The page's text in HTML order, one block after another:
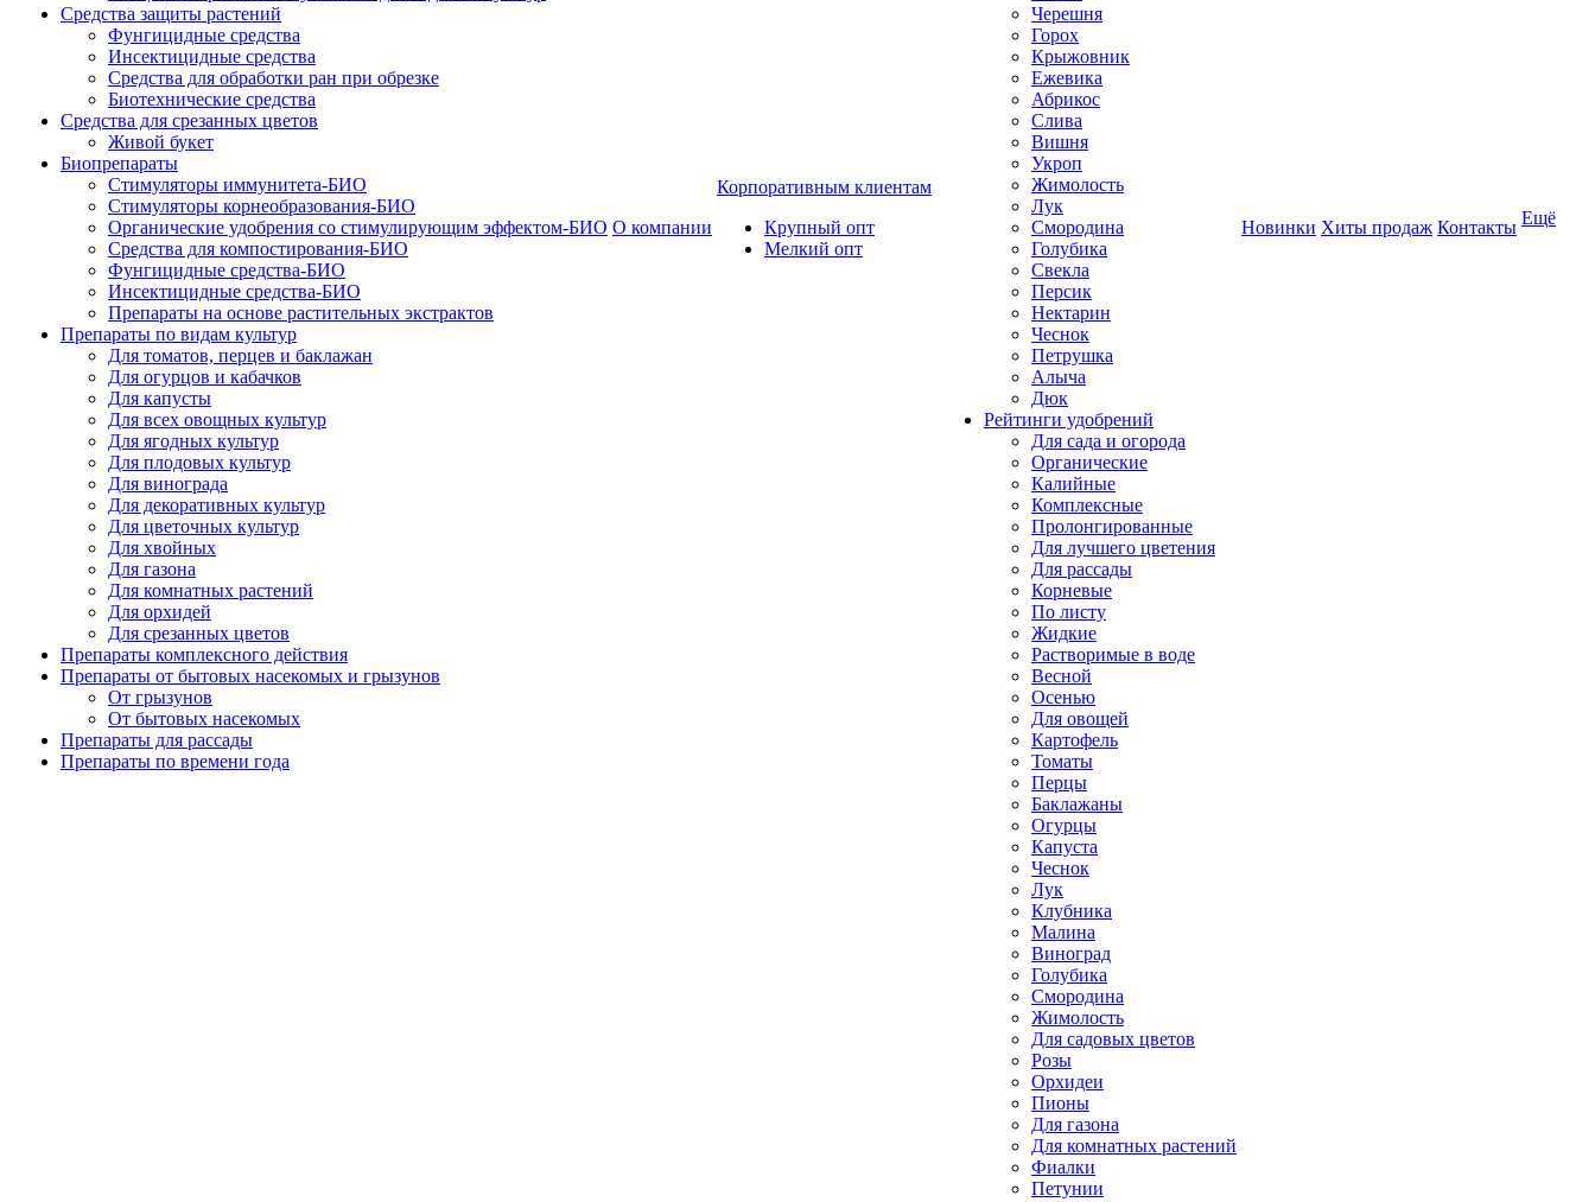
Средства защиты растений
Фунгицидные средства
Инсектицидные средства
Средства для обработки ран при обрезке
Биотехнические средства
Средства для срезанных цветов
Живой букет
Биопрепараты
Стимуляторы иммунитета-БИО
Стимуляторы корнеобразования-БИО
Органические удобрения со стимулирующим эффектом-БИО
Средства для компостирования-БИО
Фунгицидные средства-БИО
Инсектицидные средства-БИО
Препараты на основе растительных экстрактов
Препараты по видам культур
Для томатов, перцев и баклажан
Для огурцов и кабачков
Для капусты
Для всех овощных культур
Для ягодных культур
Для плодовых культур
Для винограда
Для декоративных культур
Для цветочных культур
Для хвойных
Для газона
Для комнатных растений
Для орхидей
Для срезанных цветов
Препараты комплексного действия
Препараты от бытовых насекомых и грызунов
От грызунов
От бытовых насекомых
Препараты для рассады
Препараты по времени года
О компании
Корпоративным клиентам
Крупный опт
Мелкий опт
Черешня
Горох
Крыжовник
Ежевика
Абрикос
Слива
Вишня
Укроп
Жимолость
Лук
Смородина
Голубика
Свекла
Персик
Нектарин
Чеснок
Петрушка
Алыча
Дюк
Рейтинги удобрений
Для сада и огорода
Органические
Калийные
Комплексные
Пролонгированные
Для лучшего цветения
Для рассады
Корневые
По листу
Жидкие
Растворимые в воде
Весной
Осенью
Для овощей
Картофель
Томаты
Перцы
Баклажаны
Огурцы
Капуста
Чеснок
Лук
Клубника
Малина
Виноград
Голубика
Смородина
Жимолость
Для садовых цветов
Розы
Орхидеи
Пионы
Для газона
Для комнатных растений
Фиалки
Петунии
Новинки Хиты продаж Контакты Ещё